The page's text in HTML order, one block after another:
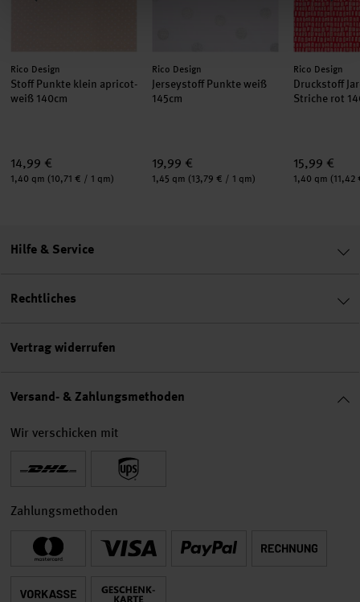
Hersteller:
Rico Design
Stoff Punkte klein apricot-
weiß 140cm
14,99 €
Inhalt:
1,40 qm (10,71 € / 1 qm)
Hersteller:
Rico Design
Jerseystoff Punkte weiß
145cm
19,99 €
Inhalt:
1,45 qm (13,79 € / 1 qm)
Hersteller:
Rico Design
Druckstoff
Striche rot
15,99 €
Inhalt:
1,40 qm (11,42
Hilfe & Service
Rechtliches
Vertrag widerrufen
Versand- & Zahlungsmethoden
Wir verschicken mit
Zahlungsmethoden